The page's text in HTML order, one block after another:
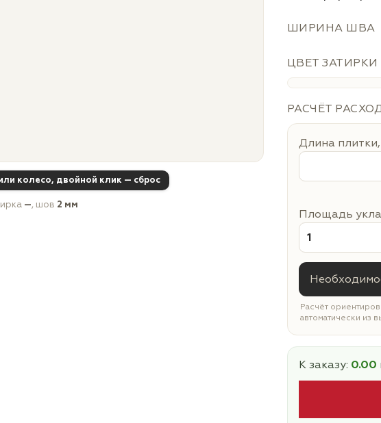
колесо, двойной клик — сброс
—, шов 2 мм
ШИРИНА ШВА
ЦВЕТ ЗАТИРКИ
РАСЧЁТ
Длина
Площадь
Расчёт
автоматически из
К заказу: 0.00